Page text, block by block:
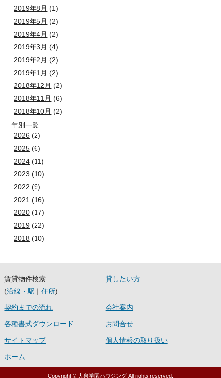
2019年8月 (1)
2019年5月 (2)
2019年4月 (2)
2019年3月 (4)
2019年2月 (2)
2019年1月 (2)
2018年12月 (2)
2018年11月 (6)
2018年10月 (2)
年別一覧
2026 (2)
2025 (6)
2024 (11)
2023 (10)
2022 (9)
2021 (16)
2020 (17)
2019 (22)
2018 (10)
賃貸物件検索
(沿線・駅 ｜住所)
貸したい方
契約までの流れ 会社案内
各種書式ダウンロード お問合せ
サイトマップ 個人情報の取り扱い
ホーム
Copyright © 大泉学園ハウジング All rights reserved.